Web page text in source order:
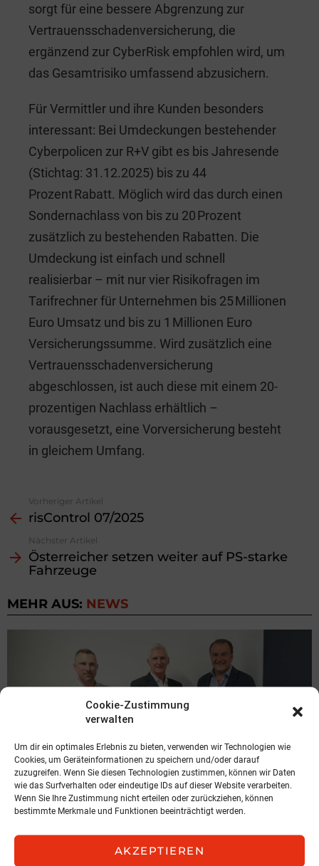
Cookie-Zustimmung
verwalten
Um dir ein optimales Erlebnis zu bieten, verwenden wir Technologien wie
Cookies, um Geräteinformationen zu speichern und/oder darauf
zuzugreifen. Wenn Sie diesen Technologien zustimmen, können wir Daten
wie das Surfverhalten oder eindeutige IDs auf dieser Website verarbeiten.
Wenn Sie Ihre Zustimmung nicht erteilen oder zurückziehen, können
bestimmte Merkmale und Funktionen beeinträchtigt werden.
AKZEPTIEREN
sorgt für eine bessere Abgrenzung zur
Vertrauensschadenversicherung, die
ergänzend zur CyberRisk empfohlen wird, um
das Gesamtrisiko umfassend abzusichern.
Für Vermittler und ihre Kunden besonders
interessant: Bei Umdeckungen bestehender
Cyberpolicen zur R+V gibt es bis Jahresende
(Stichtag: 31.12.2025) bis zu 44
Prozent Rabatt. Möglich wird das durch einen
Sondernachlass von bis zu 20 Prozent
zusätzlich zu bestehenden Rabatten. Die
Umdeckung ist einfach und schnell
realisierbar – mit nur vier Risikofragen im
Tarifrechner für Unternehmen bis 25 Millionen
Euro Umsatz und bis zu 1 Millionen Euro
Versicherungssumme. Wird zusätzlich eine
Vertrauensschadenversicherung
abgeschlossen, ist auch diese mit einem 20-
prozentigen Nachlass erhältlich –
vorausgesetzt, eine Vorversicherung besteht
in gleichem Umfang.
more
Vorheriger Artikel
risControl 07/2025
Nächster Artikel
Österreicher setzen weiter auf PS-starke
Fahrzeuge
MEHR AUS: NEWS
NEWS
Expansion in der Steiermark
Hochnegger/ LBUA